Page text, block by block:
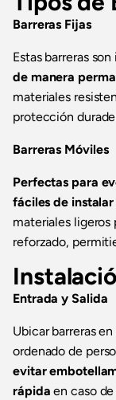
Barreras Fijas
Estas barreras
de manera
materiales
protección
Barreras Móviles
Perfectas para
fáciles de
materiales
reforzado,
Entrada y Salida
Ubicar barreras
ordenado de
evitar
rápidaen caso